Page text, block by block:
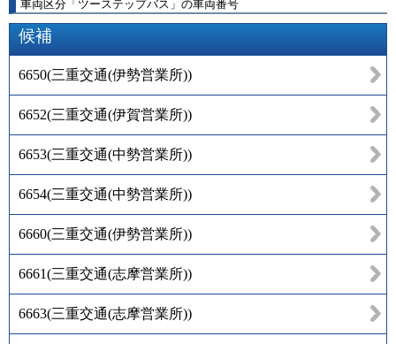
車両区分 「 ツーステップバス 」 の車両番号
候補
6650(三重交通(伊勢営業所))
6652(三重交通(伊賀営業所))
6653(三重交通(中勢営業所))
6654(三重交通(中勢営業所))
6660(三重交通(伊勢営業所))
6661(三重交通(志摩営業所))
6663(三重交通(志摩営業所))